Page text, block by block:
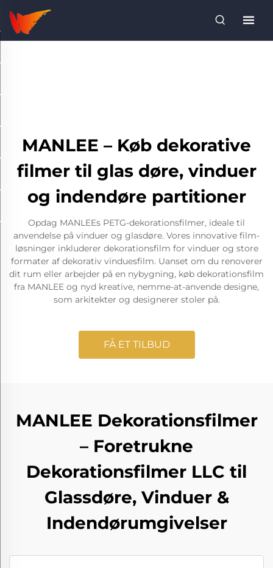
MANLEE – Køb dekorative
filmer til glas døre, vinduer
og indendøre partitioner
Opdag MANLEEs PETG-dekorationsfilmer, ideale til
anvendelse på vinduer og glasdøre. Vores innovative film-
løsninger inkluderer dekorationsfilm for vinduer og store
formater af dekorativ vinduesfilm. Uanset om du renoverer
dit rum eller arbejder på en nybygning, køb dekorationsfilm
fra MANLEE og nyd kreative, nemme-at-anvende designe,
som arkitekter og designerer stoler på.
FÅ ET TILBUD
MANLEE Dekorationsfilmer
– Foretrukne
Dekorationsfilmer LLC til
Glassdøre, Vinduer &
Indendørumgivelser